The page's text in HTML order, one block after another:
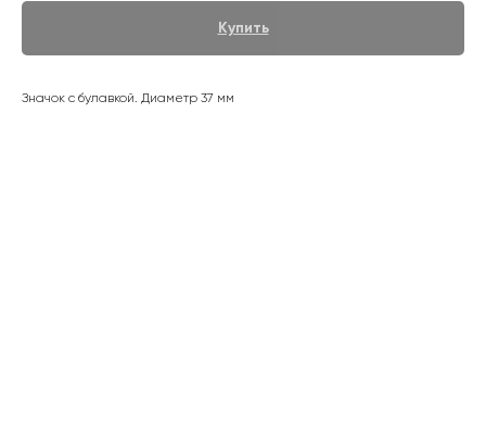
Купить
Значок с булавкой. Диаметр 37 мм